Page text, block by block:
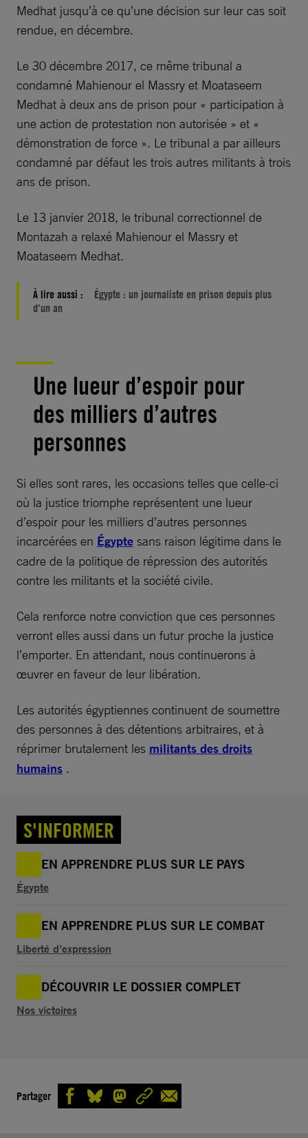
Medhat jusqu’à ce qu’une décision sur leur cas soit
rendue, en décembre.
Le 30 décembre 2017, ce même tribunal a
condamné Mahienour el Massry et Moataseem
Medhat à deux ans de prison pour « participation à
une action de protestation non autorisée » et «
démonstration de force ». Le tribunal a par ailleurs
condamné par défaut les trois autres militants à trois
ans de prison.
Le 13 janvier 2018, le tribunal correctionnel de
Montazah a relaxé Mahienour el Massry et
Moataseem Medhat.
À lire aussi :
Égypte : un journaliste en prison depuis plus
d’un an
Une lueur d’espoir pour
des milliers d’autres
personnes
Si elles sont rares, les occasions telles que celle-ci
où la justice triomphe représentent une lueur
d’espoir pour les milliers d’autres personnes
incarcérées en Égypte sans raison légitime dans le
cadre de la politique de répression des autorités
contre les militants et la société civile.
Cela renforce notre conviction que ces personnes
verront elles aussi dans un futur proche la justice
l’emporter. En attendant, nous continuerons à
œuvrer en faveur de leur libération.
Les autorités égyptiennes continuent de soumettre
des personnes à des détentions arbitraires, et à
réprimer brutalement les militants des droits
humains .
S'INFORMER
EN APPRENDRE PLUS SUR LE PAYS
Égypte
EN APPRENDRE PLUS SUR LE COMBAT
Liberté d’expression
DÉCOUVRIR LE DOSSIER COMPLET
Nos victoires
Partager